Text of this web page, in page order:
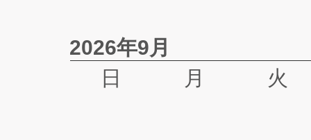
2026年9月
日
月 火